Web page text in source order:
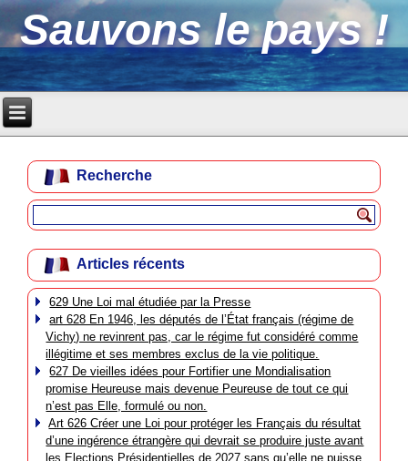
Sauvons le pays !
Recherche
Articles récents
629 Une Loi mal étudiée par la Presse
art 628 En 1946, les députés de l’État français (régime de
Vichy) ne revinrent pas, car le régime fut considéré comme
illégitime et ses membres exclus de la vie politique.
627 De vieilles idées pour Fortifier une Mondialisation
promise Heureuse mais devenue Peureuse de tout ce qui
n’est pas Elle, formulé ou non.
Art 626 Créer une Loi pour protéger les Français du résultat
d’une ingérence étrangère qui devrait se produire juste avant
les Elections Présidentielles de 2027 sans qu’elle ne puisse